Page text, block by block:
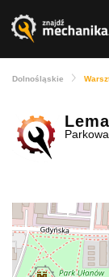
Dolnośląskie